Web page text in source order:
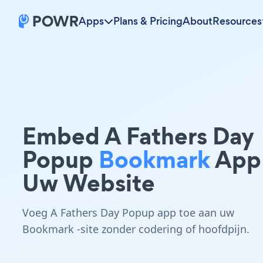
Apps Plans & PricingAboutResources
Embed A Fathers Day
Popup Bookmark
Uw Website
Voeg A Fathers Day Popup app toe aan uw
Bookmark -site zonder codering of hoofdpijn.